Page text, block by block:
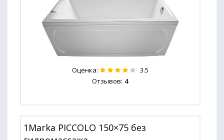
Оценка: 3.5
Отзывов: 4
1Marka PICCOLO 150×75 без